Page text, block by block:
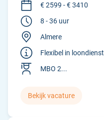
€ 2599 - € 3410
8 - 36 uur
Almere
Flexibel in loondienst
MBO 2...
Bekijk vacature